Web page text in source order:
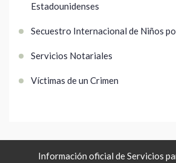
Estadounidenses
Secuestro Internacional de Niños
Servicios Notariales
Víctimas de un Crimen
Información oficial de Servicios